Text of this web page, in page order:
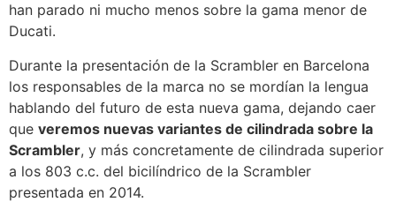
han parado ni mucho menos sobre la gama menor de
Ducati.
Durante la presentación de la Scrambler en Barcelona
los responsables de la marca no se mordían la lengua
hablando del futuro de esta nueva gama, dejando caer
que veremos nuevas variantes de cilindrada sobre la
Scrambler, y más concretamente de cilindrada superior
a los 803 c.c. del bicilíndrico de la Scrambler
presentada en 2014.